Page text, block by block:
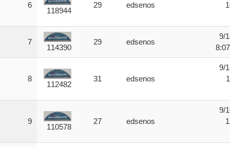
6
118944
29 edsenos
7
114390
29 edsenos
9/
8
112482
31 edsenos
9/
9
110578
27 edsenos
9/